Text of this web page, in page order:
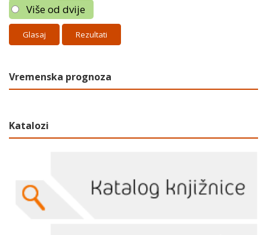
Više od dvije
Rezultati
Vremenska prognoza
Katalozi